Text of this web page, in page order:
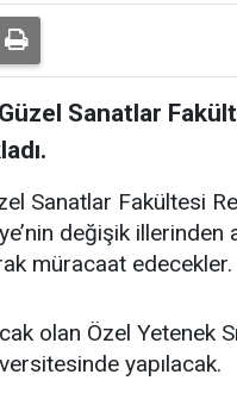
Sanatlar
Sanatlar Fakültesi
değişik
müracaat edecekler.
olan Özel Yetenek
yapılacak.